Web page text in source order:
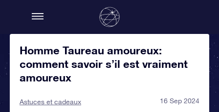
Homme Taureau amoureux:
comment savoir s’il est vraiment
amoureux
Astuces et cadeaux 16 Sep 2024